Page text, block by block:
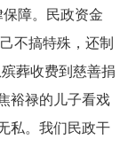
保障。民政资金
不搞特殊，还制
葬收费到慈善捐
裕禄的儿子看戏
私。我们民政干